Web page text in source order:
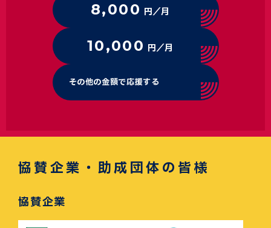
8,000 円／月
10,000 円／月
その他の金額で応援する
協賛企業・助成団体の皆様
協賛企業